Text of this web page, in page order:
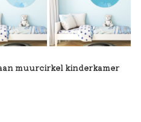
muurcirkel kinderkamer